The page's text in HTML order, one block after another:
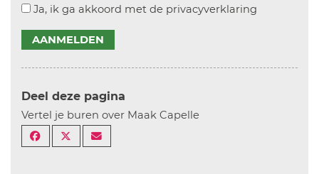
Ja, ik ga akkoord met de privacyverklaring
AANMELDEN
Deel deze pagina
Vertel je buren over Maak Capelle